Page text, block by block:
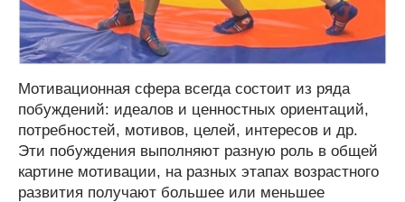
Мотивационная сфера всегда состоит из ряда
побуждений: идеалов и ценностных ориентаций,
потребностей, мотивов, целей, интересов и др.
Эти побуждения выполняют разную роль в общей
картине мотивации, на разных этапах возрастного
развития получают большее или меньшее